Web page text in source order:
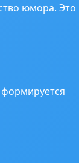
юмора. Это